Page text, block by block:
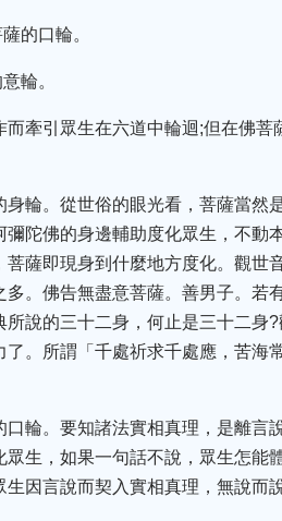
的口輪。
輪。
牽引眾生在六道中輪迴;但在佛菩
輪。從世俗的眼光看，菩薩當然
陀佛的身邊輔助度化眾生，不動
菩薩即現身到什麼地方度化。觀世
。佛告無盡意菩薩。善男子。若
說的三十二身，何止是三十二身
。所謂「千處祈求千處應，苦海
輪。要知諸法實相真理，是離言
生，如果一句話不說，眾生怎能
因言說而契入實相真理，無說而